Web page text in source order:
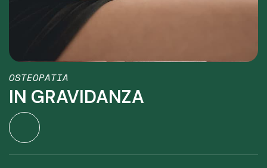
OSTEOPATIA
IN GRAVIDANZA